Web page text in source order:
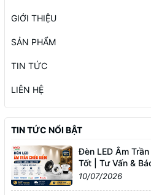
GIỚI THIỆU
SẢN PHẨM
TIN TỨC
LIÊN HỆ
TIN TỨC NỔI BẬT
Đèn LED Âm
Tốt | Tư Vấn &
10/07/2026